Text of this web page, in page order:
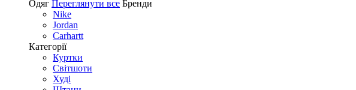
Одяг Переглянути все Бренди
Nike
Jordan
Carhartt
Категорії
Куртки
Світшоти
Худі